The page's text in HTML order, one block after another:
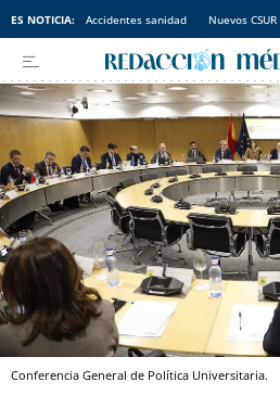
ES NOTICIA: Accidentes sanidad Nuevos CSUR
Conferencia General de Política Universitaria.